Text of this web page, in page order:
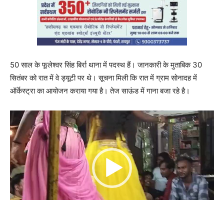
50 साल के फूलेश्वर सिंह बिर्रा थाना में पदस्थ हैं। जानकारी के मुताबिक 30
सितंबर को रात में वे ड्यूटी पर थे। सूचना मिली कि रात में ग्राम सोनादह में
ऑर्केस्ट्रा का आयोजन कराया गया है। तेज साऊंड में गाना बजा रहे है।
i
d
e
o
P
l